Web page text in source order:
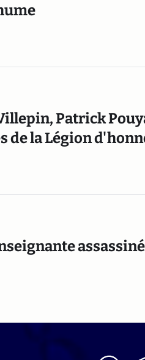
Patrick
de la Légion